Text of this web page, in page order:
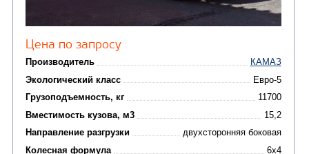
CHAMELEON (г. Егорьевск)(8)
Молоковозы, водовозы
Автогудронаторы
Вакуумные машины
Каналопромывочные
Комбинированные
Мусоровозы(24)